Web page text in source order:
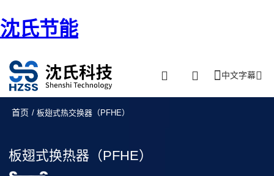
沈氏节能
中文字幕
首页 / 板翅式热交换器（PFHE）
板翅式换热器（PFHE）